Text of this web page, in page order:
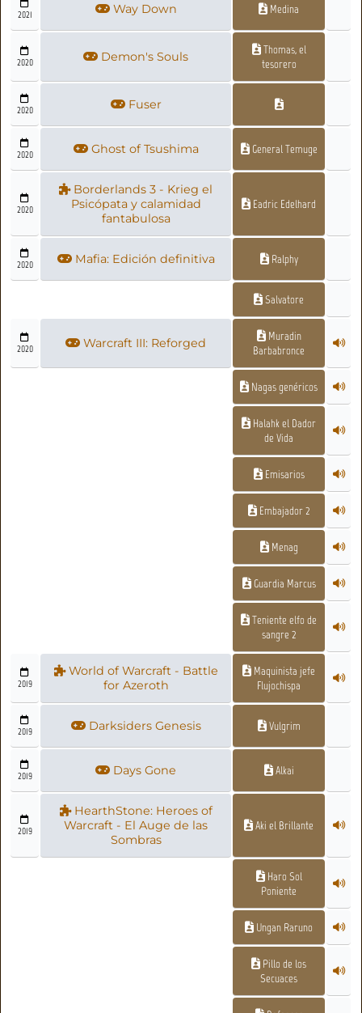
2021 Way Down Medina
2020 Demon's Souls
Thomas, el
tesorero
2020 Fuser
2020 Ghost of Tsushima General Temuge
2020
Borderlands 3 - Krieg el
Psicópata y calamidad
fantabulosa
Eadric Edelhard
2020 Mafia: Edición definitiva Ralphy
Salvatore
2020 Warcraft III: Reforged
Muradin
Barbabronce
Nagas genéricos
Halahk el Dador
de Vida
Emisarios
Embajador 2
Menag
Guardia Marcus
Teniente elfo de
sangre 2
2019
World of Warcraft - Battle
for Azeroth
Maquinista jefe
Flujochispa
2019 Darksiders Genesis Vulgrim
2019 Days Gone Alkai
2019
HearthStone: Heroes of
Warcraft - El Auge de las
Sombras
Aki el Brillante
Haro Sol
Poniente
Ungan Raruno
Pillo de los
Secuaces